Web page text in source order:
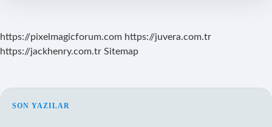
https://pixelmagicforum.com https://juvera.com.tr
https://jackhenry.com.tr Sitemap
SIDEBAR
SON YAZILAR